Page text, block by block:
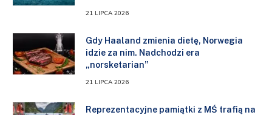
21 LIPCA 2026
Gdy Haaland zmienia dietę, Norwegia
idzie za nim. Nadchodzi era
„norsketarian”
21 LIPCA 2026
Reprezentacyjne pamiątki z MŚ trafią na